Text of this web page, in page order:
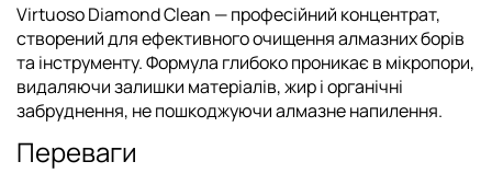
Virtuoso Diamond Clean — професійний концентрат,
створений для ефективного очищення алмазних борів
та інструменту. Формула глибоко проникає в мікропори,
видаляючи залишки матеріалів, жир і органічні
забруднення, не пошкоджуючи алмазне напилення.
Переваги